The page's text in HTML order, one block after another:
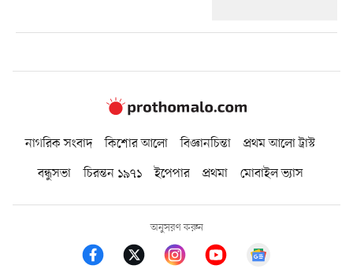
নাগরিক সংবাদ কিশোর আলো বিজ্ঞানচিন্তা
প্রথম আলো ট্রাস্ট
বন্ধুসভা
চিরন্তন ১৯৭১ ইপেপার প্রথমা মোবাইল ভ্যাস
অনুসরণ করুন